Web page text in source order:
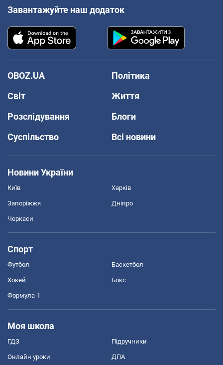
Завантажуйте наш додаток
OBOZ.UA
Політика
Світ
Життя
Розслідування
Блоги
Суспільство
Всі новини
Новини України
Київ Харків
Запоріжжя Дніпро
Черкаси
Спорт
Футбол Баскетбол
Хокей Бокс
Формула-1
Моя школа
ГДЗ Підручники
Онлайн уроки ДПА